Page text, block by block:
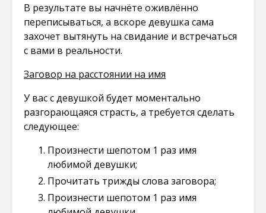
В результате вы начнёте оживлённо
переписываться, а вскоре девушка сама
захочет вытянуть на свидание и встречаться
с вами в реальности.
Заговор на расстоянии на имя
У вас с девушкой будет моментально
разгорающаяся страсть, а требуется сделать
следующее:
Произнести шепотом 1 раз имя
любимой девушки;
Прочитать трижды слова заговора;
Произнести шепотом 1 раз имя